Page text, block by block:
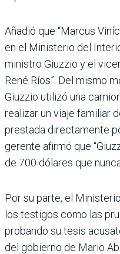
Añadió que “Marcus
en el Ministerio del
ministro Giuzzio y el
René Ríos”. Del mismo
Giuzzio utilizó una
realizar un viaje familiar
prestada directa­mente
gerente afirmó que
de 700 dólares que
Por su parte, el
los testigos como las
probando su tesis
del gobierno de Mario